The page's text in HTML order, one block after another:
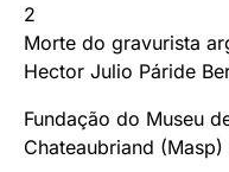
2
Morte do gravurista
Hector Julio Páride
Fundação do Museu
Chateaubriand